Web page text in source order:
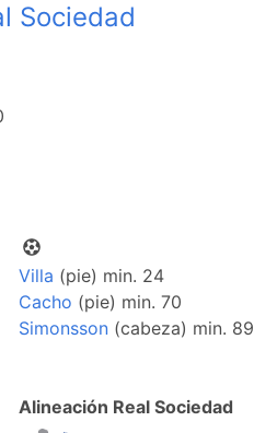
Sociedad
Villa (pie) min. 24
Cacho (pie) min. 70
Simonsson (cabeza) min. 89
Alineación Real Sociedad